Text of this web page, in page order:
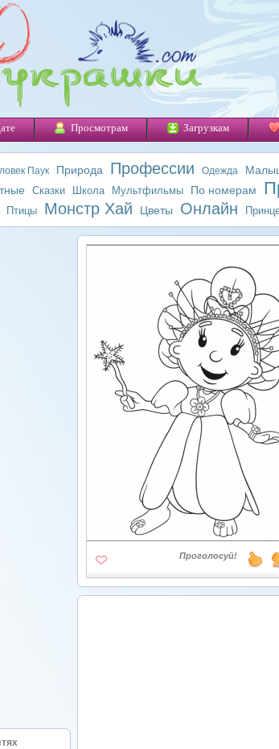
Просмотрам Загрузкам
Паук Природа Профессии Одежда
Сказки Школа Мультфильмы По номерам
Птицы Монстр Хай Цветы Онлайн
Проголосуй!